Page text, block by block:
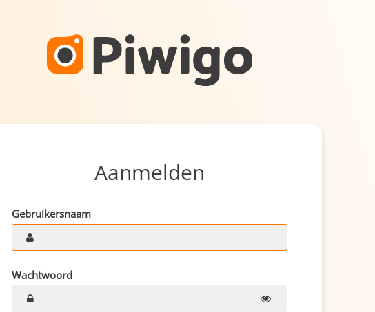
Aanmelden
Gebruikersnaam
Wachtwoord